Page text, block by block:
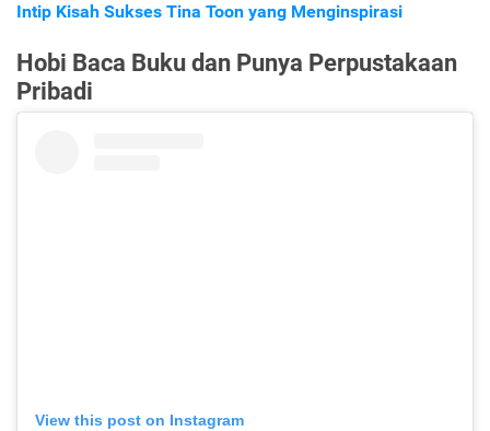
Intip Kisah Sukses Tina Toon yang Menginspirasi
Hobi Baca Buku dan Punya Perpustakaan
Pribadi
View this post on Instagram